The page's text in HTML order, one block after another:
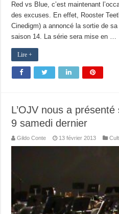
Red vs Blue, c’est maintenant
des excuses. En effet, Rooster
Cinedigm) a annoncé la sortie de
saison 14. La série sera mise en …
Lire +
L’OJV nous a
9 samedi dernier
Gildo Conte 13 février 2013